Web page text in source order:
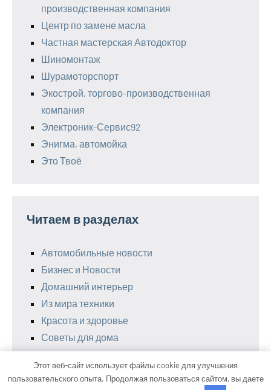
производственная компания
Центр по замене масла
Частная мастерская Автодоктор
Шиномонтаж
Шурамоторспорт
Экострой, торгово-производственная
компания
Электроник-Сервис92
Энигма, автомойка
Это Твоё
Читаем в разделах
Автомобильные новости
Бизнес и Новости
Домашний интерьер
Из мира техники
Красота и здоровье
Советы для дома
Этот веб-сайт использует файлы cookie для улучшения
пользовательского опыта. Продолжая пользоваться сайтом, вы даете